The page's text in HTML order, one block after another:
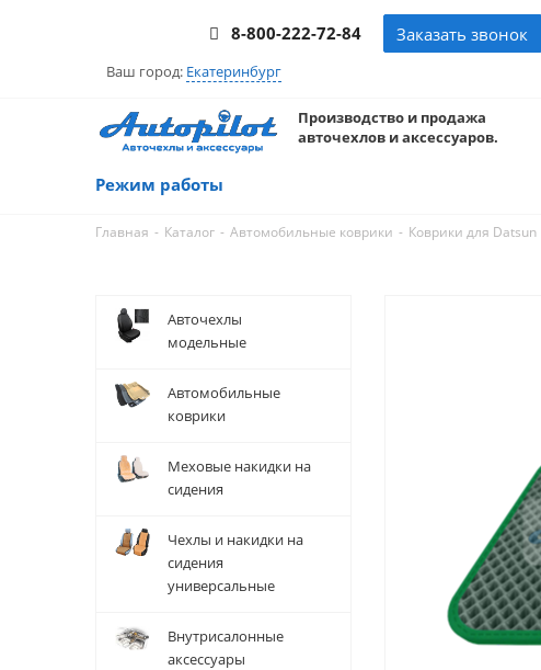
8-800-222-72-84 Заказать звонок
Ваш город: Екатеринбург
Производство и продажа
авточехлов и аксессуаров.
Режим работы
Главная - Каталог - Автомобильные коврики - Коврики для Datsun
Авточехлы
модельные
Автомобильные
коврики
Меховые накидки на
сидения
Чехлы и накидки на
сидения
универсальные
Внутрисалонные
аксессуары